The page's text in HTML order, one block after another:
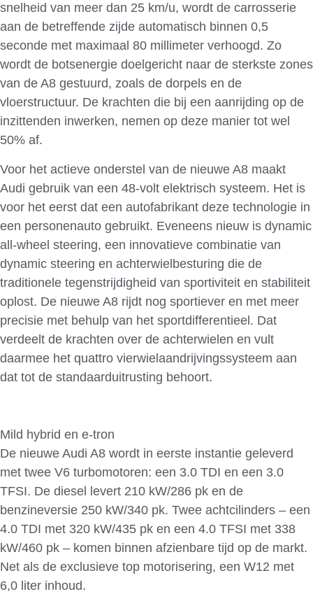
snelheid van meer dan 25 km/u, wordt de carrosserie
aan de betreffende zijde automatisch binnen 0,5
seconde met maximaal 80 millimeter verhoogd. Zo
wordt de botsenergie doelgericht naar de sterkste zones
van de A8 gestuurd, zoals de dorpels en de
vloerstructuur. De krachten die bij een aanrijding op de
inzittenden inwerken, nemen op deze manier tot wel
50% af.
Voor het actieve onderstel van de nieuwe A8 maakt
Audi gebruik van een 48-volt elektrisch systeem. Het is
voor het eerst dat een autofabrikant deze technologie in
een personenauto gebruikt. Eveneens nieuw is dynamic
all-wheel steering, een innovatieve combinatie van
dynamic steering en achterwielbesturing die de
traditionele tegenstrijdigheid van sportiviteit en stabiliteit
oplost. De nieuwe A8 rijdt nog sportiever en met meer
precisie met behulp van het sportdifferentieel. Dat
verdeelt de krachten over de achterwielen en vult
daarmee het quattro vierwielaandrijvingssysteem aan
dat tot de standaarduitrusting behoort.
Mild hybrid en e-tron
De nieuwe Audi A8 wordt in eerste instantie geleverd
met twee V6 turbomotoren: een 3.0 TDI en een 3.0
TFSI. De diesel levert 210 kW/286 pk en de
benzineversie 250 kW/340 pk. Twee achtcilinders – een
4.0 TDI met 320 kW/435 pk en een 4.0 TFSI met 338
kW/460 pk – komen binnen afzienbare tijd op de markt.
Net als de exclusieve top motorisering, een W12 met
6,0 liter inhoud.